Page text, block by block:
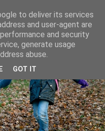
to deliver its services
and user-agent are
and security
generate usage
abuse.
GOT IT